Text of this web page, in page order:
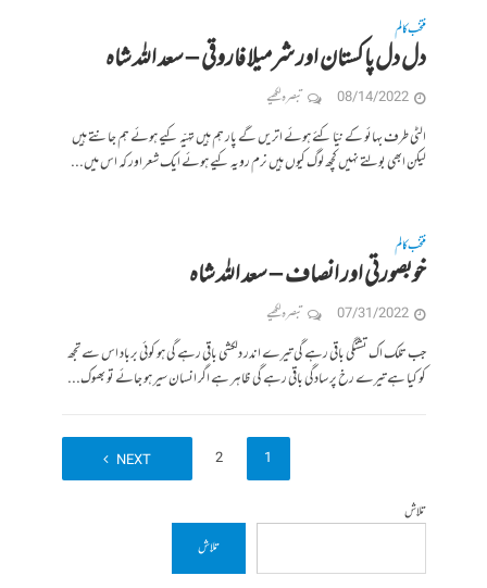
منتخب کالم
دل دل پاکستان اور شرمیلا فاروقی – سعد الله شاہ
08/14/2022 تبصرہ لکھیے
الٹی طرف بہائو کے نیّا کئے ہوئے اتریں گے پار ہم ہیں تہیّہ کیے ہوئے ہم جانتے ہیں
لیکن ابھی بولتے نہیں کچھ لوگ کیوں ہیں نرم رویہ کیے ہوئے ایک شعر اور کہ اس میں...
منتخب کالم
خوبصورتی اور انصاف – سعد الله شاہ
07/31/2022 تبصرہ لکھیے
جب تلک اک تشنگی باقی رہے گی تیرے اندر دلکشی باقی رہے گی ہو کوئی برباد اس سے تجھ
کو کیا ہے تیرے رخ پر سادگی باقی رہے گی ظاہر ہے اگر انسان سیر ہو جائے تو بھوک...
1
2
NEXT
تلاش
تلاش